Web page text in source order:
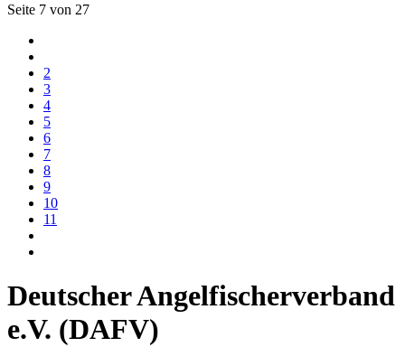
Seite 7 von 27
2
3
4
5
6
7
8
9
10
11
Deutscher Angelfischerverband
e.V. (DAFV)